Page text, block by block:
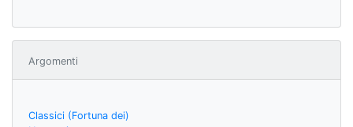
Argomenti
Classici (Fortuna dei)